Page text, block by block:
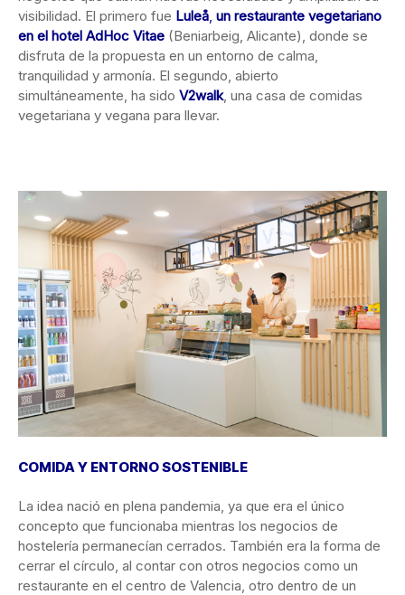
visibilidad. El primero fue Luleå, un restaurante vegetariano
en el hotel AdHoc Vitae (Beniarbeig, Alicante), donde se
disfruta de la propuesta en un entorno de calma,
tranquilidad y armonía. El segundo, abierto
simultáneamente, ha sido V2walk, una casa de comidas
vegetariana y vegana para llevar.
COMIDA Y ENTORNO SOSTENIBLE
La idea nació en plena pandemia, ya que era el único
concepto que funcionaba mientras los negocios de
hostelería permanecían cerrados. También era la forma de
cerrar el círculo, al contar con otros negocios como un
restaurante en el centro de Valencia, otro dentro de un